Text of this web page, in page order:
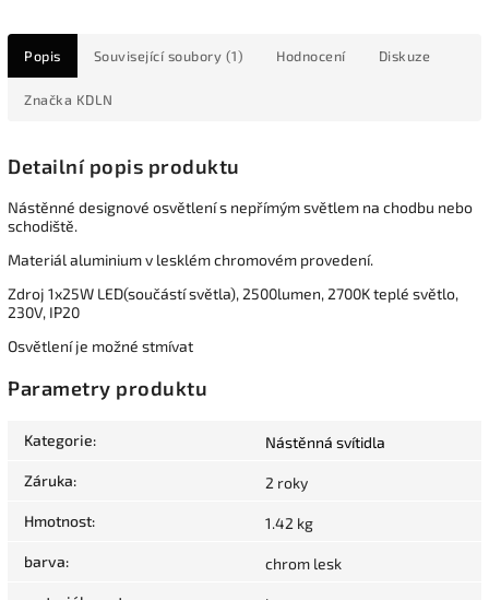
Popis Související soubory (1) Hodnocení Diskuze
Značka KDLN
Detailní popis produktu
Nástěnné designové osvětlení s nepřímým světlem na chodbu nebo
schodiště.
Materiál aluminium v lesklém chromovém provedení.
Zdroj 1x25W LED(součástí světla), 2500lumen, 2700K teplé světlo,
230V, IP20
Osvětlení je možné stmívat
Parametry produktu
Kategorie: Nástěnná svítidla
Záruka: 2 roky
Hmotnost: 1.42 kg
barva: chrom lesk